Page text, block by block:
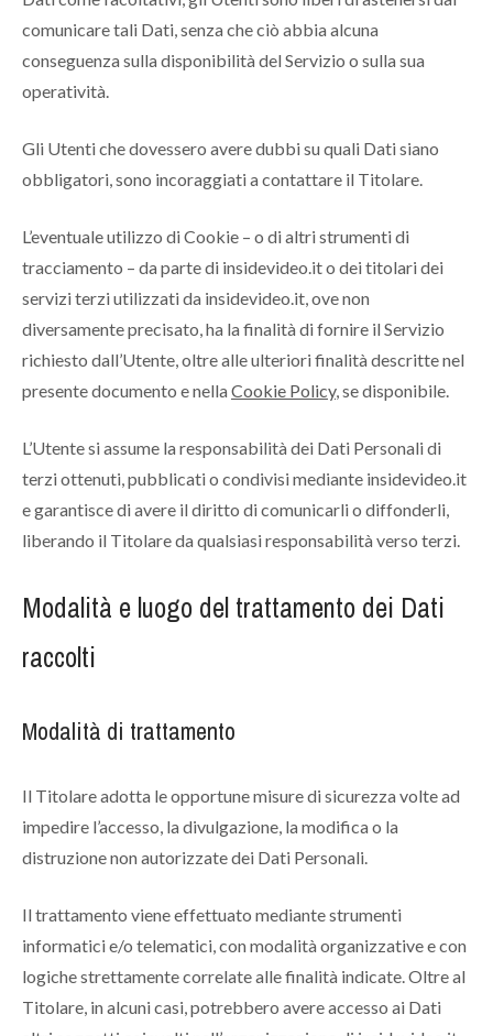
comunicare tali Dati, senza che ciò abbia alcuna
conseguenza sulla disponibilità del Servizio o sulla sua
operatività.
Gli Utenti che dovessero avere dubbi su quali Dati siano
obbligatori, sono incoraggiati a contattare il Titolare.
L’eventuale utilizzo di Cookie – o di altri strumenti di
tracciamento – da parte di insidevideo.it o dei titolari dei
servizi terzi utilizzati da insidevideo.it, ove non
diversamente precisato, ha la finalità di fornire il Servizio
richiesto dall’Utente, oltre alle ulteriori finalità descritte nel
presente documento e nellaCookie Policy, se disponibile.
L’Utente si assume la responsabilità dei Dati Personali di
terzi ottenuti, pubblicati o condivisi mediante insidevideo.it
e garantisce di avere il diritto di comunicarli o diffonderli,
liberando il Titolare da qualsiasi responsabilità verso terzi.
Modalità e luogo del trattamento dei Dati
raccolti
Modalità di trattamento
Il Titolare adotta le opportune misure di sicurezza volte ad
impedire l’accesso, la divulgazione, la modifica o la
distruzione non autorizzate dei Dati Personali.
Il trattamento viene effettuato mediante strumenti
informatici e/o telematici, con modalità organizzative e con
logiche strettamente correlate alle finalità indicate. Oltre al
Titolare, in alcuni casi, potrebbero avere accesso ai Dati